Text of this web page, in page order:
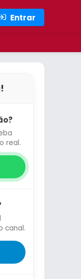
Entrar
real.
canal.